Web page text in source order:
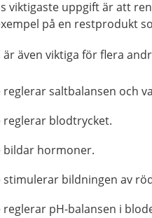
viktigaste uppgift är att
på en restprodukt
även viktiga för flera
reglerar saltbalansen och
reglerar blodtrycket.
bildar hormoner.
stimulerar bildningen av
reglerar pH-balansen i